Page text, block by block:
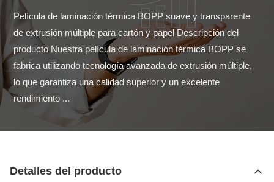
Película de laminación térmica BOPP suave y transparente
de extrusión múltiple para cartón y papel Descripción del
producto Nuestra película de laminación térmica BOPP se
fabrica utilizando tecnología avanzada de extrusión múltiple,
lo que garantiza una calidad superior y un excelente
rendimiento ...
Detalles del producto